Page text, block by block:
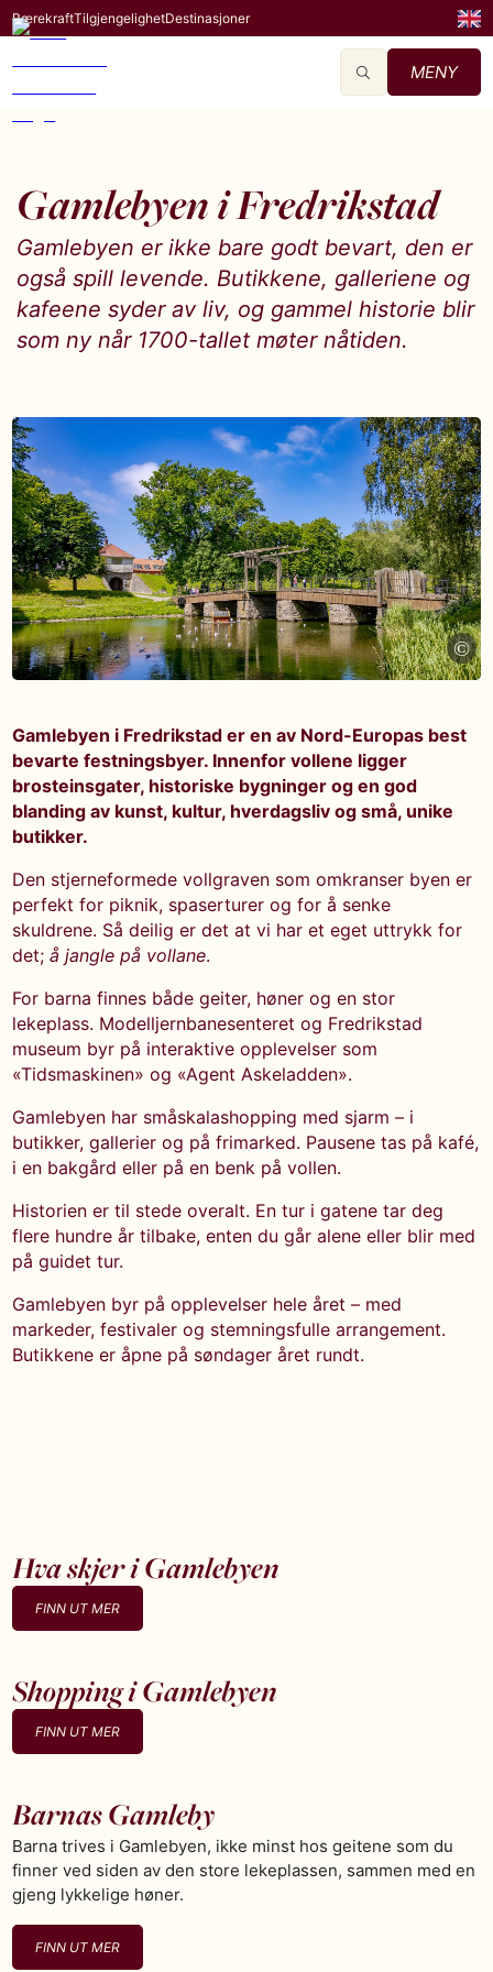
BærekraftTilgjengelighetDestinasjoner
MENY
Gamlebyen i Fredrikstad
Gamlebyen er ikke bare godt bevart, den er
også spill levende. Butikkene, galleriene og
kafeene syder av liv, og gammel historie blir
som ny når 1700-tallet møter nåtiden.
©
Gamlebyen i Fredrikstad er en av Nord-Europas best
bevarte festningsbyer. Innenfor vollene ligger
brosteinsgater, historiske bygninger og en god
blanding av kunst, kultur, hverdagsliv og små, unike
butikker.
Den stjerneformede vollgraven som omkranser byen er
perfekt for piknik, spaserturer og for å senke
skuldrene. Så deilig er det at vi har et eget uttrykk for
det;å jangle på vollane.
For barna finnes både geiter, høner og en stor
lekeplass. Modelljernbanesenteret og Fredrikstad
museum byr på interaktive opplevelser som
«Tidsmaskinen» og «Agent Askeladden».
Gamlebyen har småskalashopping med sjarm – i
butikker, gallerier og på frimarked. Pausene tas på kafé,
i en bakgård eller på en benk på vollen.
Historien er til stede overalt. En tur i gatene tar deg
flere hundre år tilbake, enten du går alene eller blir med
på guidet tur.
Gamlebyen byr på opplevelser hele året – med
markeder, festivaler og stemningsfulle arrangement.
Butikkene er åpne på søndager året rundt.
Hva skjer i Gamlebyen
FINN UT MER
Shopping i Gamlebyen
FINN UT MER
Barnas Gamleby
Barna trives i Gamlebyen, ikke minst hos geitene som du
finner ved siden av den store lekeplassen, sammen med en
gjeng lykkelige høner.
FINN UT MER